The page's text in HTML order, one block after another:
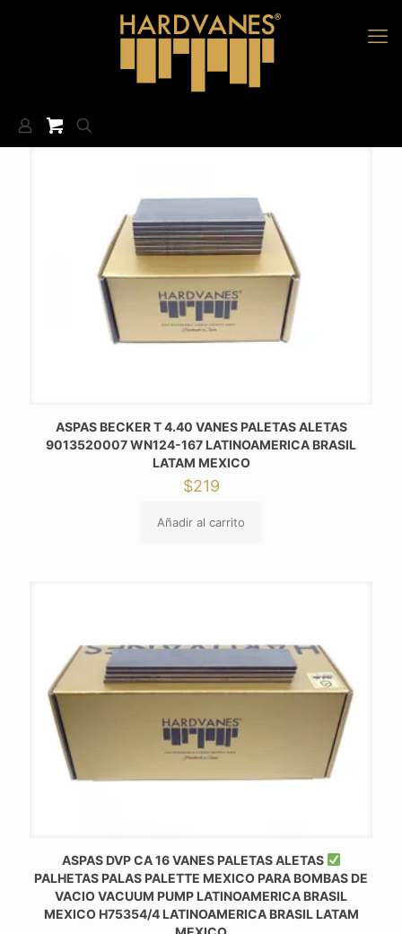
ASPAS BECKER T 4.40 VANES PALETAS ALETAS
9013520007 WN124-167 LATINOAMERICA BRASIL
LATAM MEXICO
$219
Añadir al carrito
ASPAS DVP CA 16 VANES PALETAS ALETAS
PALHETAS PALAS PALETTE MEXICO PARA BOMBAS DE
VACIO VACUUM PUMP LATINOAMERICA BRASIL
MEXICO H75354/4 LATINOAMERICA BRASIL LATAM